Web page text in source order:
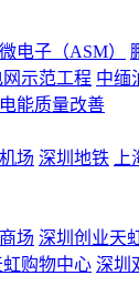
电子（ASM）
示范工程 中缅
能质量改善
场 深圳地铁
场 深圳创业天
虹购物中心 深圳